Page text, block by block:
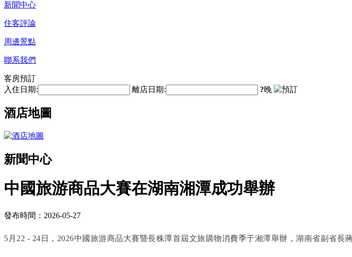
新聞中心
住客評論
周邊景點
聯系我們
客房預訂
入住日期:
離店日期: ?晚
酒店地圖
新聞中心
中國旅游商品大賽在湖南湘潭成功舉辦
發布時間：2026-05-27
5月22 - 24日，2026中國旅游商品大賽暨長株潭首屆文旅購物消費季于湘潭舉辦，湖南省副省長